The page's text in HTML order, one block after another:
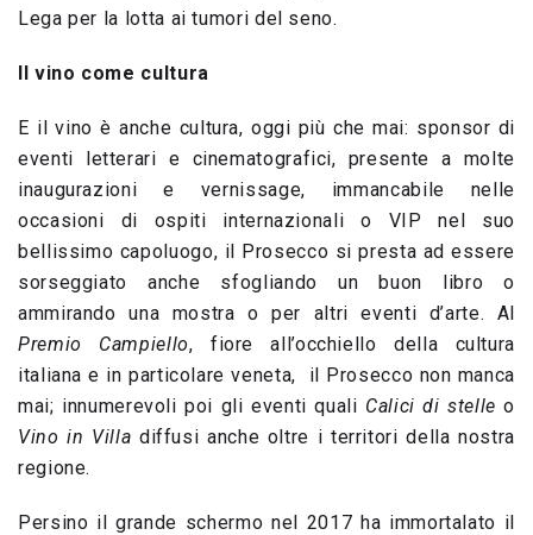
Lega per la lotta ai tumori del seno.
Il vino come cultura
E il vino è anche cultura, oggi più che mai: sponsor di
eventi letterari e cinematografici, presente a molte
inaugurazioni e vernissage, immancabile nelle
occasioni di ospiti internazionali o VIP nel suo
bellissimo capoluogo, il Prosecco si presta ad essere
sorseggiato anche sfogliando un buon libro o
ammirando una mostra o per altri eventi d’arte. Al
Premio Campiello, fiore all’occhiello della cultura
italiana e in particolare veneta, il Prosecco non manca
mai; innumerevoli poi gli eventi quali Calici di stelle o
Vino in Villa diffusi anche oltre i territori della nostra
regione.
Persino il grande schermo nel 2017 ha immortalato il